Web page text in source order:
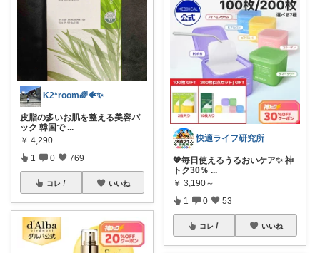
K2*room🌈🐠✨
皮脂の多いお肌を整える美容パ
ック 韓国で ...
￥ 4,290
1 0 769
コレ いいね
快適ライフ研究所
💖毎日使えるうるおいケア✨ 神
トク30％ ...
￥ 3,190～
1 0 53
コレ いいね